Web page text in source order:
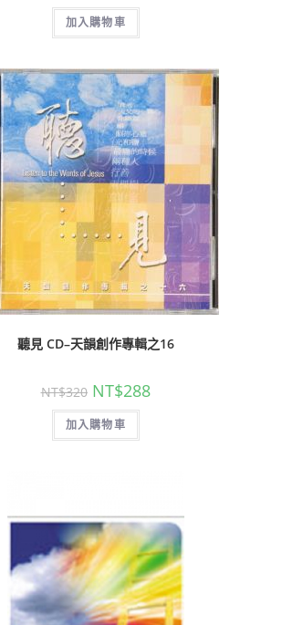
加入購物車
聽見 CD–天韻創作專輯之16
NT$320 NT$288
加入購物車